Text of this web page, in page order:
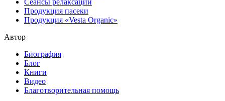
Продукция пасеки
Продукция «Vesta Organic»
Автор
Биография
Блог
Книги
Видео
Благотворительная помощь